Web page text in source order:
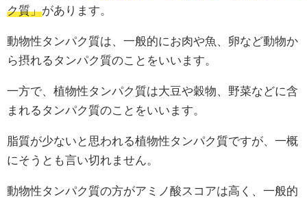
ク質」があります。
動物性タンパク質は、一般的にお肉や魚、卵など動物か
ら摂れるタンパク質のことをいいます。
一方で、植物性タンパク質は大豆や穀物、野菜などに含
まれるタンパク質のことをいいます。
脂質が少ないと思われる植物性タンパク質ですが、一概
にそうとも言い切れません。
動物性タンパク質の方がアミノ酸スコアは高く、一般的